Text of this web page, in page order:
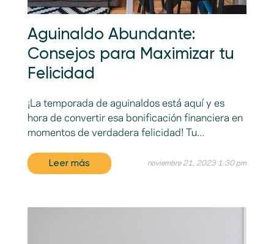
Aguinaldo Abundante:
Consejos para Maximizar tu
Felicidad
¡La temporada de aguinaldos está aquí y es
hora de convertir esa bonificación financiera en
momentos de verdadera felicidad! Tu...
Leer más noviembre 21, 2023 1:30 pm